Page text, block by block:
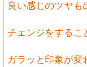
良い感じのツヤも
チェンジをするこ
ガラッと印象が変